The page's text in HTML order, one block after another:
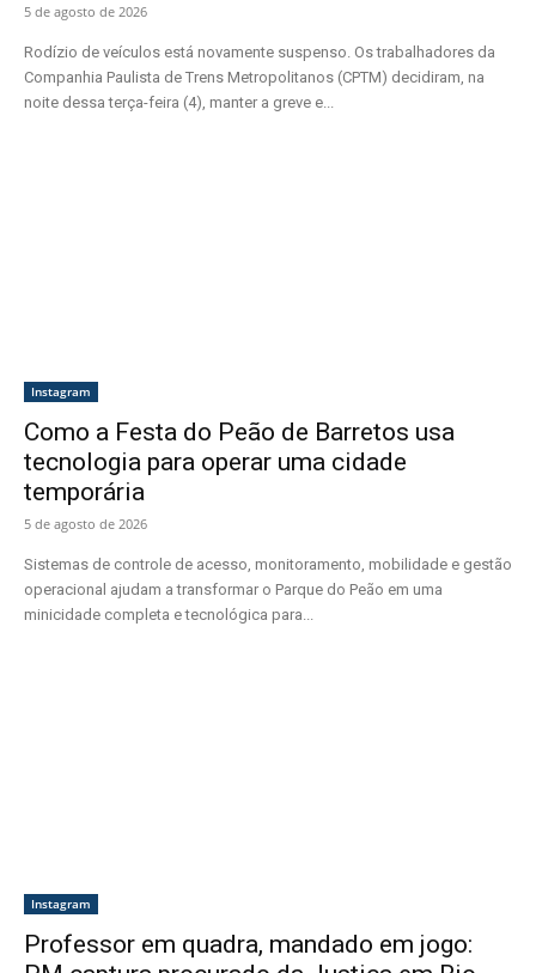
5 de agosto de 2026
Rodízio de veículos está novamente suspenso. Os trabalhadores da
Companhia Paulista de Trens Metropolitanos (CPTM) decidiram, na
noite dessa terça-feira (4), manter a greve e...
Instagram
Como a Festa do Peão de Barretos usa
tecnologia para operar uma cidade
temporária
5 de agosto de 2026
Sistemas de controle de acesso, monitoramento, mobilidade e gestão
operacional ajudam a transformar o Parque do Peão em uma
minicidade completa e tecnológica para...
Instagram
Professor em quadra, mandado em jogo: